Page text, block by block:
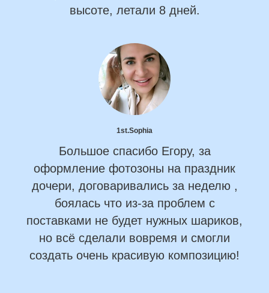
высоте, летали 8 дней.
1st.Sophia
Большое спасибо Егору, за
оформление фотозоны на праздник
дочери, договаривались за неделю ,
боялась что из-за проблем с
поставками не будет нужных шариков,
но всё сделали вовремя и смогли
создать очень красивую композицию!